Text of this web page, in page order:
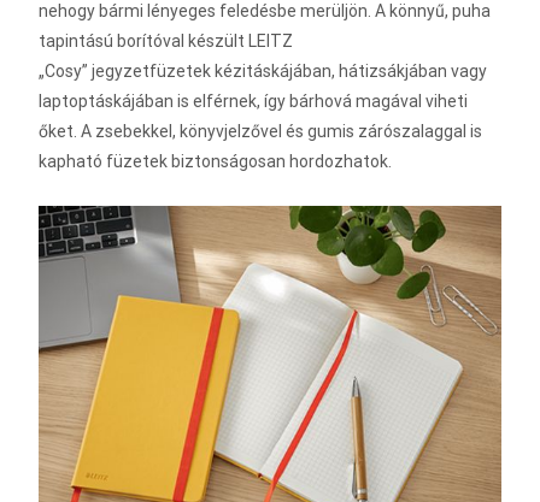
nehogy bármi lényeges feledésbe merüljön. A könnyű, puha
tapintású borítóval készült LEITZ
„Cosy” jegyzetfüzetek kézitáskájában, hátizsákjában vagy
laptoptáskájában is elférnek, így bárhová magával viheti
őket. A zsebekkel, könyvjelzővel és gumis zárószalaggal is
kapható füzetek biztonságosan hordozhatok.